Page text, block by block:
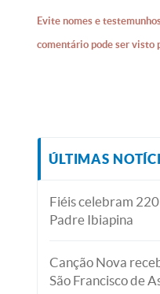
Evite nomes e
comentário pode ser visto
ÚLTIMAS
Fiéis celebram
Padre Ibiapina
Canção Nova
São Francisco de